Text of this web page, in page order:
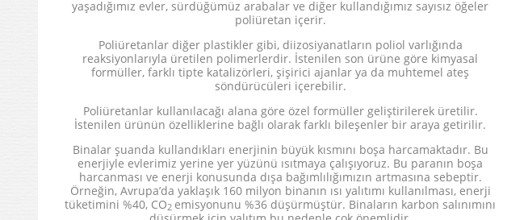
yaşadığımız evler, sürdüğümüz arabalar ve diğer kullandığımız sayısız öğeler
poliüretan içerir.
Poliüretanlar diğer plastikler gibi, diizosiyanatların poliol varlığında
reaksiyonlarıyla üretilen polimerlerdir. İstenilen son ürüne göre kimyasal
formüller, farklı tipte katalizörleri, şişirici ajanlar ya da muhtemel ateş
söndürücüleri içerebilir.
Poliüretanlar kullanılacağı alana göre özel formüller geliştirilerek üretilir.
İstenilen ürünün özelliklerine bağlı olarak farklı bileşenler bir araya getirilir.
Binalar şuanda kullandıkları enerjinin büyük kısmını boşa harcamaktadır. Bu
enerjiyle evlerimiz yerine yer yüzünü ısıtmaya çalışıyoruz. Bu paranın boşa
harcanması ve enerji konusunda dışa bağımlılığımızın artmasına sebeptir.
Örneğin, Avrupa’da yaklaşık 160 milyon binanın ısı yalıtımı kullanılması, enerji
tüketimini %40, CO2 emisyonunu %36 düşürmüştür. Binaların karbon salınımını